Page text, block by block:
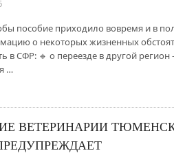
пособие приходило вовремя и в
о некоторых жизненных
в СФР: 🔹 о переезде в другой регион
…
ВЕТЕРИНАРИИ